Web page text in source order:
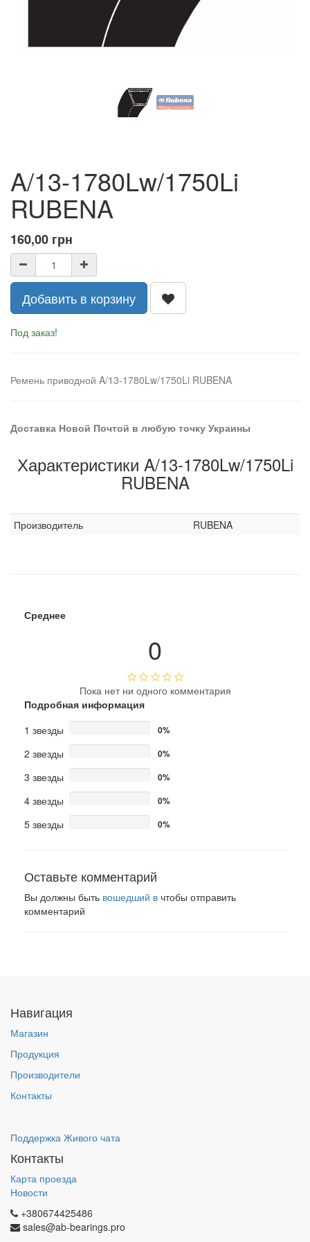
A/13-1780Lw/1750Li
RUBENA
160,00 грн
Добавить в корзину
Под заказ!
Ремень приводной A/13-1780Lw/1750Li RUBENA
Доставка Новой Почтой в любую точку Украины
Характеристики A/13-1780Lw/1750Li
RUBENA
Производитель RUBENA
Среднее
0
Пока нет ни одного комментария
Подробная информация
1 звезды
0%
2 звезды 0%
3 звезды 0%
4 звезды 0%
5 звезды 0%
Оставьте комментарий
Вы должны быть вошедший в чтобы отправить
комментарий
Навигация
Магазин
Продукция
Производители
Контакты
Поддержка Живого чата
Контакты
Карта проезда
Новости
+380674425486
sales@ab-bearings.pro